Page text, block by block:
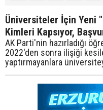
Üniversiteler İçin Yeni
Kimleri Kapsıyor,
AK Parti'nin hazırladığı
2022'den sonra ilişiği
yaptırmayanlara